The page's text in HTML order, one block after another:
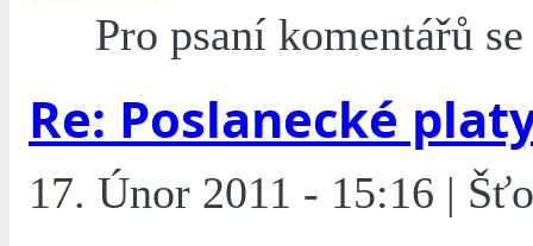
Pro psaní komentářů
Re: Poslanecké
17. Únor 2011 - 15:16 |